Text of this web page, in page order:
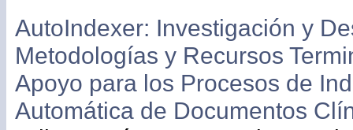
AutoIndexer: Investigación y
Metodologías y Recursos
Apoyo para los Procesos de
Automática de Documentos